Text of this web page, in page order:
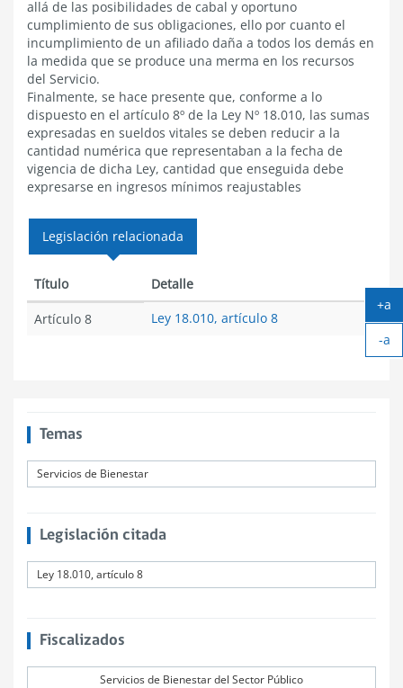
allá de las posibilidades de cabal y oportuno
cumplimiento de sus obligaciones, ello por cuanto el
incumplimiento de un afiliado daña a todos los demás en
la medida que se produce una merma en los recursos
del Servicio.
Finalmente, se hace presente que, conforme a lo
dispuesto en el artículo 8º de la Ley Nº 18.010, las sumas
expresadas en sueldos vitales se deben reducir a la
cantidad numérica que representaban a la fecha de
vigencia de dicha Ley, cantidad que enseguida debe
expresarse en ingresos mínimos reajustables
Legislación relacionada
Título Detalle
Artículo 8 Ley 18.010, artículo 8
Temas
Servicios de Bienestar
Legislación citada
Ley 18.010, artículo 8
Fiscalizados
Servicios de Bienestar del Sector Público
+a
-a